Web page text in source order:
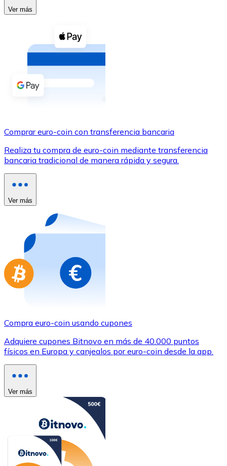
Efectivo
Comprar con efectivo
Transferencia SEPA
Añade fondos a tu cuenta Bitnovo o realiza compras
Utiliza tarjetas Visa y Mastercard para comprar
Comprar con tarjeta
Tienda - Tarjetas regalo
Compra tarjetas regalo de tus marcas favoritas con
Ir a la tienda de tarjetas regalo
Ver más
Comprar euro-coin con transferencia bancaria
Realiza tu compra de euro-coin mediante transferencia
bancaria tradicional de manera rápida y segura.
Ver más
Compra euro-coin usando cupones
Adquiere cupones Bitnovo en más de 40.000 puntos
físicos en Europa y canjealos por euro-coin desde la app.
Ver más